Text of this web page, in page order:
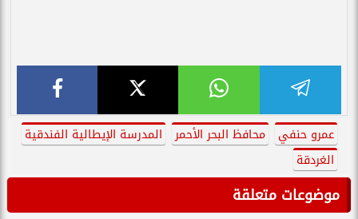
عمرو حنفي محافظ البحر الأحمر
المدرسة الإيطالية الفندقية
الغردقة
موضوعات متعلقة